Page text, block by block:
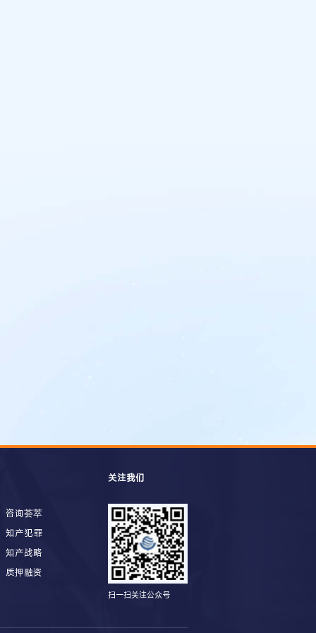
咨询荟萃
知产犯罪
知产战略
质押融资
关注我们
扫一扫关注公众号